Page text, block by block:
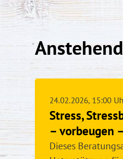
24.02.2026, 15:00
Stress,
– vorbeugen
Dieses